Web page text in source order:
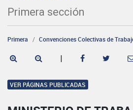
Primera sección
Primera Convenciones Colectivas de
|
VER PÁGINAS PUBLICADAS